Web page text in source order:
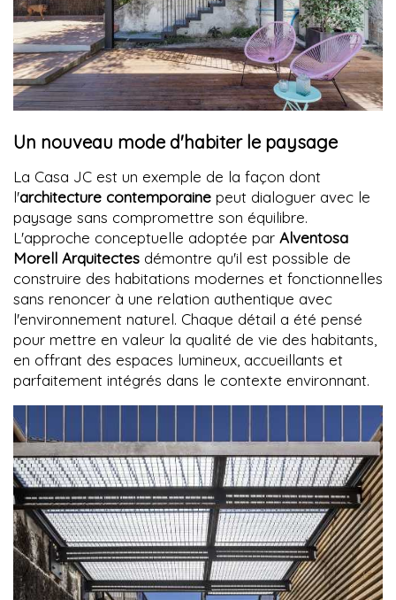
Un nouveau mode d'habiter le paysage
La Casa JC est un exemple de la façon dont
l'architecture contemporaine peut dialoguer avec le
paysage sans compromettre son équilibre.
L'approche conceptuelle adoptée par Alventosa
Morell Arquitectes démontre qu'il est possible de
construire des habitations modernes et fonctionnelles
sans renoncer à une relation authentique avec
l'environnement naturel. Chaque détail a été pensé
pour mettre en valeur la qualité de vie des habitants,
en offrant des espaces lumineux, accueillants et
parfaitement intégrés dans le contexte environnant.